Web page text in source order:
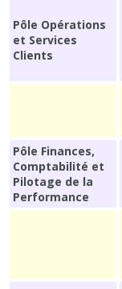
Pôle Opérations
et Services
Clients
Pôle Finances,
Comptabilité et
Pilotage de la
Performance